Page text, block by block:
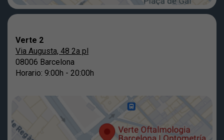
Verte 2
Via Augusta, 48 2a pl
08006 Barcelona
Horario: 9:00h - 20:00h